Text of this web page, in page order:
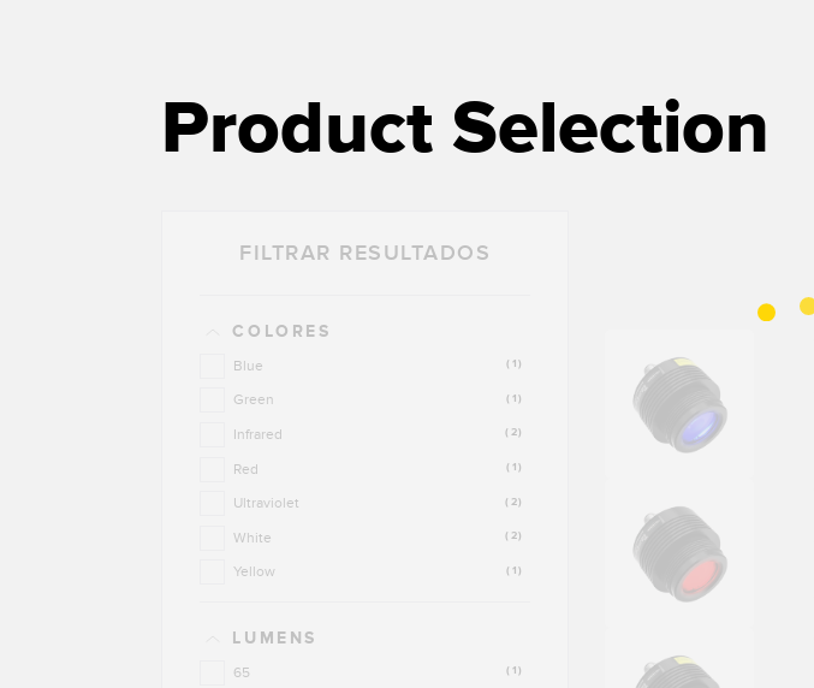
Product Selection
FILTRAR RESULTADOS
COLORES
(1)
Blue
(1)
Green
(2)
Infrared
(1)
Red
(2)
Ultraviolet
(2)
White
(1)
Yellow
LUMENS
(1)
65